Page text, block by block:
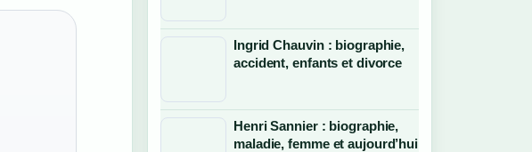
Ingrid Chauvin : biographie,
accident, enfants et divorce
Henri Sannier : biographie,
maladie, femme et aujourd’hui